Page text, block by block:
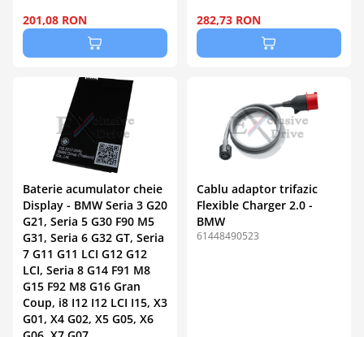
201,08 RON 282,73 RON
Baterie acumulator cheie
Display - BMW Seria 3 G20
G21, Seria 5 G30 F90 M5
G31, Seria 6 G32 GT, Seria
7 G11 G11 LCI G12 G12
LCI, Seria 8 G14 F91 M8
G15 F92 M8 G16 Gran
Coup, i8 I12 I12 LCI I15, X3
G01, X4 G02, X5 G05, X6
Cablu adaptor trifazic
Flexible Charger 2.0 -
BMW
61448490523